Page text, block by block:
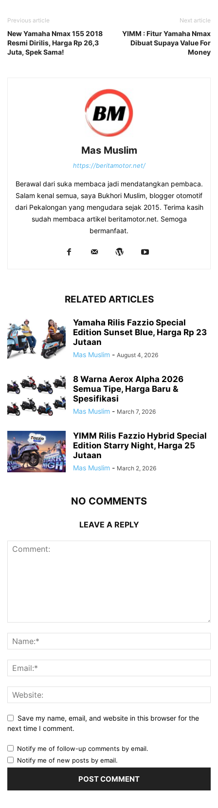
Previous article
New Yamaha Nmax 155 2018
Resmi Dirilis, Harga Rp 26,3
Juta, Spek Sama!
Next article
YIMM : Fitur Yamaha Nmax
Dibuat Supaya Value For
Money
Mas Muslim
https://beritamotor.net/
Berawal dari suka membaca jadi mendatangkan pembaca.
Salam kenal semua, saya Bukhori Muslim, blogger otomotif
dari Pekalongan yang mengudara sejak 2015. Terima kasih
sudah membaca artikel beritamotor.net. Semoga
bermanfaat.
RELATED ARTICLES
Yamaha Rilis Fazzio Special
Edition Sunset Blue, Harga Rp 23
Jutaan
Mas Muslim - August 4, 2026
8 Warna Aerox Alpha 2026
Semua Tipe, Harga Baru &
Spesifikasi
Mas Muslim - March 7, 2026
YIMM Rilis Fazzio Hybrid Special
Edition Starry Night, Harga 25
Jutaan
Mas Muslim - March 2, 2026
NO COMMENTS
LEAVE A REPLY
Save my name, email, and website in this browser for the
next time I comment.
Notify me of follow-up comments by email.
Notify me of new posts by email.